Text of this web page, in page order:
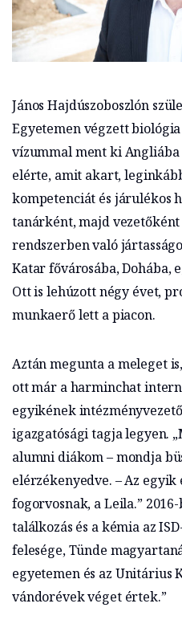
János Hajdúszoboszlón
Egyetemen végzett
vízummal ment ki
elérte, amit akart,
kompetenciát és járulékos
tanárként, majd
rendszerben való
Katar fővárosába, Dohába,
Ott is lehúzott négy évet,
munkaerő lett a piacon.
Aztán megunta a meleget
ott már a harminchat
egyikének
igazgatósági tagja legyen.
alumni diákom – mondja
elérzékenyedve. – Az
fogorvosnak, a Leila.”
találkozás és a kémia az
felesége, Tünde
egyetemen és az Unitárius
vándorévek véget értek.”